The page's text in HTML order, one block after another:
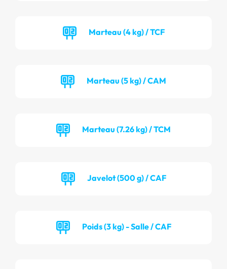
Marteau (4 kg) / TCF
Marteau (5 kg) / CAM
Marteau (7.26 kg) / TCM
Javelot (500 g) / CAF
Poids (3 kg) - Salle / CAF